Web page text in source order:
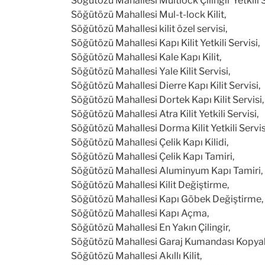
Söğütözü Mahallesi Mul-t-lock Kilit,
Söğütözü Mahallesi kilit özel servisi,
Söğütözü Mahallesi Kapı Kilit Yetkili Servisi,
Söğütözü Mahallesi Kale Kapı Kilit,
Söğütözü Mahallesi Yale Kilit Servisi,
Söğütözü Mahallesi Dierre Kapı Kilit Servisi,
Söğütözü Mahallesi Dortek Kapı Kilit Servisi,
Söğütözü Mahallesi Atra Kilit Yetkili Servisi,
Söğütözü Mahallesi Dorma Kilit Yetkili
Söğütözü Mahallesi Çelik Kapı Kilidi,
Söğütözü Mahallesi Çelik Kapı Tamiri,
Söğütözü Mahallesi Aluminyum Kapı Tamiri,
Söğütözü Mahallesi Kilit Değiştirme,
Söğütözü Mahallesi Kapı Göbek Değiştirme,
Söğütözü Mahallesi Kapı Açma,
Söğütözü Mahallesi En Yakın Çilingir,
Söğütözü Mahallesi Garaj Kumandası
Söğütözü Mahallesi Akıllı Kilit,